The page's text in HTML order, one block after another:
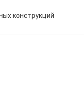
конструкций